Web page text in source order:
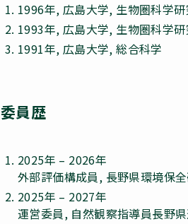
1996年, 広島大学, 生物圏科学
1993年, 広島大学, 生物圏科学
1991年, 広島大学, 総合科学
委員歴
2025年 – 2026年
外部評価構成員, 長野県環境保
2025年 – 2027年
運営委員, 自然観察指導員長野